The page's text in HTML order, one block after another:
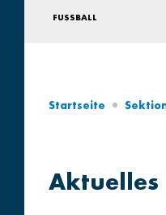
FUSSBALL
Startseite
Aktuelles